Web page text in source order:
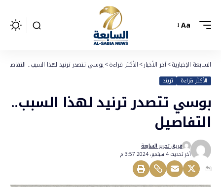
Aa
السابعة الإخبارية>آخر الأخبار>الأكثر قراءة>بوسي تتصدر ترنيد لهذا السبب.. التفاصيل
الأكثر قراءة تريند
بوسي تتصدر ترنيد لهذا السبب..
التفاصيل
أخر تحديث 4 سبتمبر، 2024 3:57 م
فريق تحرير السابعة